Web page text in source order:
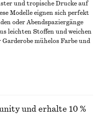
und tropische Drucke auf
Modelle eignen sich perfekt
oder Abendspaziergänge
leichten Stoffen und weichen
mühelos Farbe und
und erhalte 10 %